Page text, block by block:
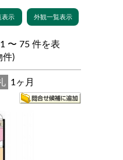
件)
1ヶ月